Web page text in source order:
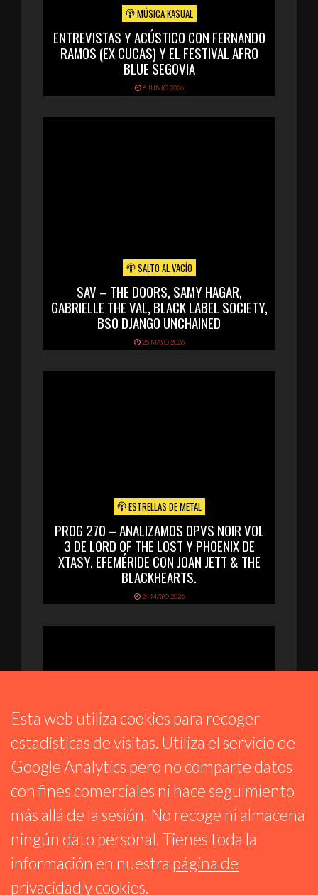
MÚSICA KASUAL
ENTREVISTAS Y ACÚSTICO CON FERNANDO
RAMOS (EX CUCAS) Y EL FESTIVAL AFRO
BLUE SEGOVIA
8 JUNIO 2026
SALTO AL VACÍO
SAV – THE DOORS, SAMY HAGAR,
GABRIELLE THE VAL, BLACK LABEL SOCIETY,
BSO DJANGO UNCHAINED
25 MAYO 2026
ESTRELLAS DE METAL
PROG 270 – ANALIZAMOS OPVS NOIR VOL
3 DE LORD OF THE LOST Y PHOENIX DE
XTASY. EFEMÉRIDE CON JOAN JETT & THE
BLACKHEARTS.
24 MAYO 2026
TIEMPO DE JAZZ
ESPECIAL MILES DAVIS @100 PARTE 1:
1945 – 1958
Esta web utiliza cookies para recoger
estadísticas de visitas. Utiliza el servicio de
Google Analytics pero no comparte datos
con fines comerciales ni hace seguimiento
más allá de la sesión. No recoge ni almacena
ningún dato personal. Tienes toda la
información en nuestra página de
privacidad y cookies.